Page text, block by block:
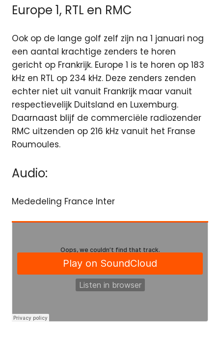
Europe 1, RTL en RMC
Ook op de lange golf zelf zijn na 1 januari nog
een aantal krachtige zenders te horen
gericht op Frankrijk. Europe 1 is te horen op 183
kHz en RTL op 234 kHz. Deze zenders zenden
echter niet uit vanuit Frankrijk maar vanuit
respectievelijk Duitsland en Luxemburg.
Daarnaast blijf de commerciële radiozender
RMC uitzenden op 216 kHz vanuit het Franse
Roumoules.
Audio:
Mededeling France Inter